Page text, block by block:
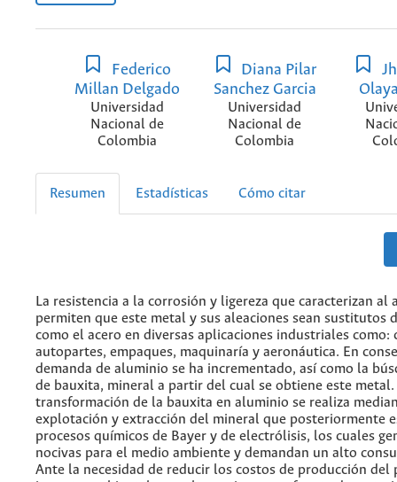
Federico
Millan Delgado
Universidad
Nacional de
Colombia
Diana Pilar
Sanchez Garcia
Universidad
Nacional de
Colombia
Resumen Estadísticas Cómo citar
La resistencia a la corrosión y ligereza que caracterizan al
permiten que este metal y sus aleaciones sean sustitutos
como el acero en diversas aplicaciones industriales como:
autopartes, empaques, maquinaría y aeronáutica. En
demanda de aluminio se ha incrementado, así como la
de bauxita, mineral a partir del cual se obtiene este metal.
transformación de la bauxita en aluminio se realiza
explotación y extracción del mineral que posteriormente
procesos químicos de Bayer y de electrólisis, los cuales
nocivas para el medio ambiente y demandan un alto
Ante la necesidad de reducir los costos de producción del